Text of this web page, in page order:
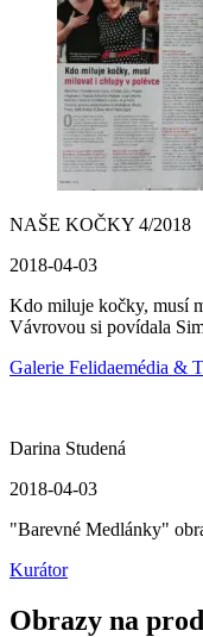
NAŠE KOČKY 4/2018
2018-04-03
Kdo miluje kočky, musí
Vávrovou si povídala
Galerie Felidaemédia &
Darina Studená
2018-04-03
"Barevné Medlánky"
Kurátor
Obrazy na